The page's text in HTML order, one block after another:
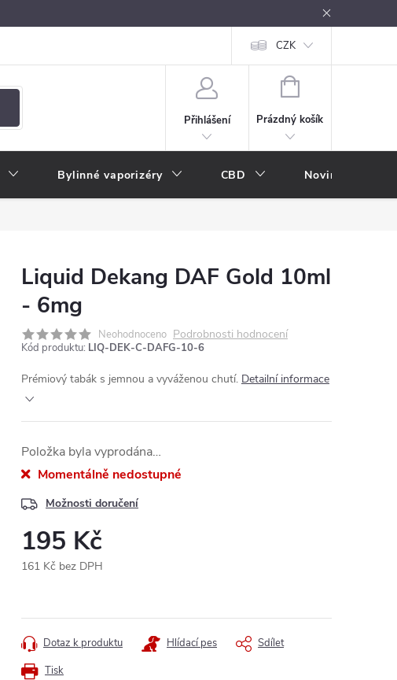
Vše o e-kouření Nákupní rádce
CZK
Přihlášení
NÁKUPNÍ
Prázdný košík
Bylinné vaporizéry CBD Novinky
Liquid Dekang DAF Gold 10ml
- 6mg
Neohodnoceno Podrobnosti hodnocení
Kód produktu: LIQ-DEK-C-DAFG-10-6
Prémiový tabák s jemnou a vyváženou chutí. Detailní informace
Položka byla vyprodána…
Momentálně nedostupné
Možnosti doručení
195 Kč
161 Kč bez DPH
Tisk
Dotaz k produktu Hlídací pes Sdílet